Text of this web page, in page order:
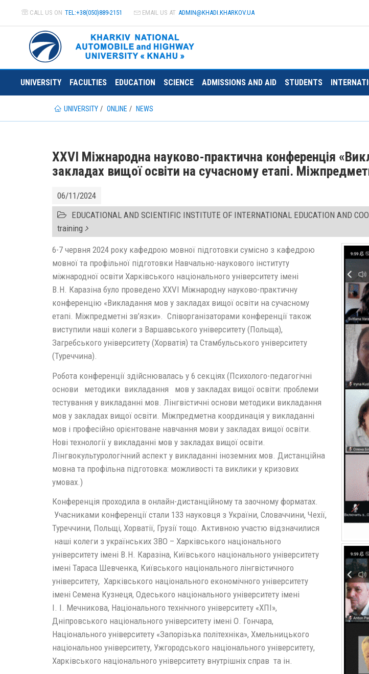
CALL US ON TEL:+38(050)889-2151 EMAIL US AT ADMIN@KHADI.KHARKOV.UA
UNIVERSITY FACULTIES EDUCATION SCIENCE ADMISSIONS AND AID STUDENTS
UNIVERSITY ONLINE NEWS
XXVІ Міжнародна науково-практична конференція
закладах вищої освіти на сучасному етапі.
06/11/2024
EDUCATIONAL AND SCIENTIFIC INSTITUTE OF INTERNATIONAL EDUCATION AND
training
6-7 червня 2024 року кафедрою мовної підготовки сумісно з кафедрою
мовної та профільної підготовки Навчально-наукового інституту
міжнародної освіти Харківського національного університету імені
В.Н. Каразіна було проведено XXVІ Міжнародну науково-практичну
конференцію «Викладання мов у закладах вищої освіти на сучасному
етапі. Міжпредметні зв’язки». Співорганізаторами конференції також
виступили наші колеги з Варшавського університету (Польща),
Загребського університету (Хорватія) та Стамбульського університету
(Туреччина).
Робота конференції здійснювалась у 6 секціях (Психолого-педагогічні
основи методики викладання мов у закладах вищої освіти: проблеми
тестування у викладанні мов. Лінгвістичні основи методики викладання
мов у закладах вищої освіти. Міжпредметна координація у викладанні
мов і професійно орієнтоване навчання мови у закладах вищої освіти.
Нові технології у викладанні мов у закладах вищої освіти.
Лінгвокультурологічний аспект у викладанні іноземних мов. Дистанційна
мовна та профільна підготовка: можливості та виклики у кризових
умовах.)
Конференція проходила в онлайн-дистанційному та заочному форматах.
Учасниками конференції стали 133 науковця з України, Словаччини, Чехії,
Туреччини, Польщі, Хорватії, Грузії тощо. Активною участю відзначилися
наші колеги з українських ЗВО – Харківського національного
університету імені В.Н. Каразіна, Київського національного університету
імені Тараса Шевченка, Київського національного лінгвістичного
університету, Харківського національного економічного університету
імені Семена Кузнеця, Одеського національного університету імені
І. І. Мечникова, Національного технічного університету «ХПІ»,
Дніпровського національного університету імені О. Гончара,
Національного університету «Запорізька політехніка», Хмельницького
національноо університету, Ужгородського національного університету,
Харківського національного університету внутрішніх справ та ін.